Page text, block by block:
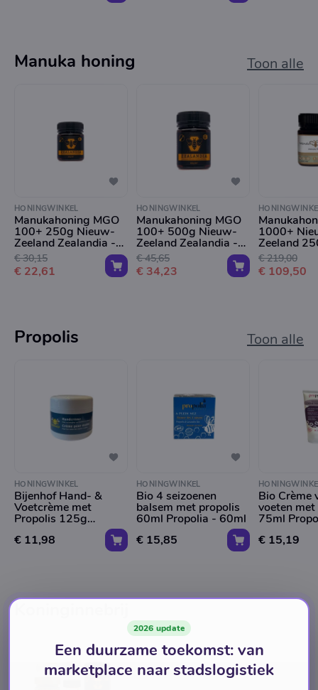
Manuka honing Toon alle
HONINGWINKEL
Manukahoning MGO
100+ 250g Nieuw-
Zeeland Zealandia -
250g
€ 30,15
€ 22,61
HONINGWINKEL
Manukahoning MGO
100+ 500g Nieuw-
Zeeland Zealandia -
500g
€ 45,65
€ 34,23
1000+
Zeeland
Manuka
250g
€ 219,00
€ 109,50
Propolis Toon alle
HONINGWINKEL
Bijenhof Hand- &
Voetcrème met
Propolis 125g
€ 11,98
HONINGWINKEL
Bio 4 seizoenen
balsem met propolis
60ml Propolia - 60ml
€ 15,85
Bio Crème
voeten
75ml
€ 15,19
Koninginnebrij
2026 update
Een duurzame toekomst: van
marketplace naar stadslogistiek